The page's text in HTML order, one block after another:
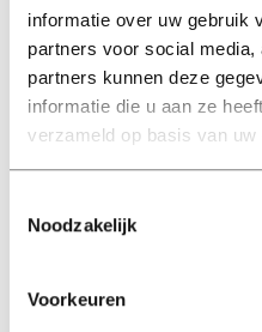
informatie over uw gebruik
partners voor social
partners kunnen deze
informatie die u aan ze
verzameld op basis van
Noodzakelijk
Voorkeuren
het
11
Het